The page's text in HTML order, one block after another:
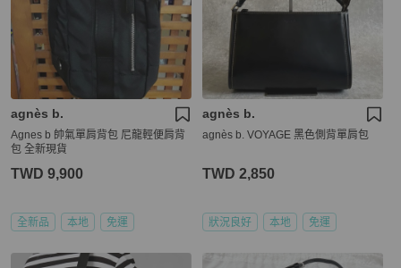
agnès b.
Agnes b 帥氣單肩背包 尼龍輕便肩背
包 全新現貨
TWD 9,900
全新品 本地 免運
agnès b.
agnès b. VOYAGE 黑色側背單肩包
TWD 2,850
狀況良好 本地 免運